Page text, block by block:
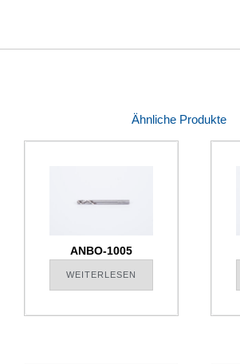
Ähnliche Produkte
ANBO-1005
WEITERLESEN